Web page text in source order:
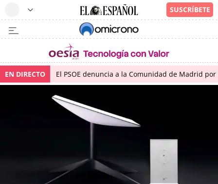
EN DIRECTO El PSOE denuncia a la Comunidad de Madrid